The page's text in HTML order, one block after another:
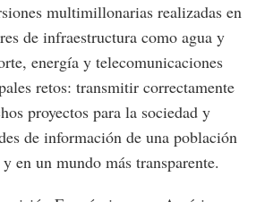
multimillonarias realizadas en
de infraestructura como agua y
energía y telecomunicaciones
retos: transmitir correctamente
proyectos para la sociedad y
de información de una población
en un mundo más transparente.